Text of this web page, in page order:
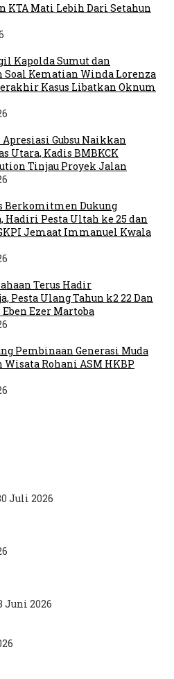
KTA Mati Lebih Dari Setahun
Kapolda Sumut dan
Soal Kematian Winda Lorenza
Kasus Libatkan Oknum
Gubsu Naikkan
Utara, Kadis BMBKCK
Tinjau Proyek Jalan
Berkomitmen Dukung
Hadiri Pesta Ultah ke 25 dan
Jemaat Immanuel Kwala
Terus Hadir
Pesta Ulang Tahun k2 22 Dan
Ezer Martoba
Pembinaan Generasi Muda
Wisata Rohani ASM HKBP
Juli 2026
Juni 2026